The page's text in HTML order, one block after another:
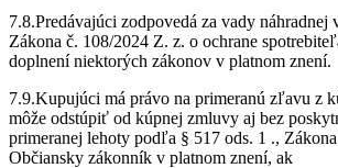
7.8.Predávajúci zodpovedá za vady
Zákona č. 108/2024 Z. z. o ochrane
doplnení niektorých zákonov v platnom znení.
7.9.Kupujúci má právo na primeranú zľavu z
môže odstúpiť od kúpnej zmluvy aj bez
primeranej lehoty podľa § 517 ods. 1 .,
Občiansky zákonník v platnom znení, ak